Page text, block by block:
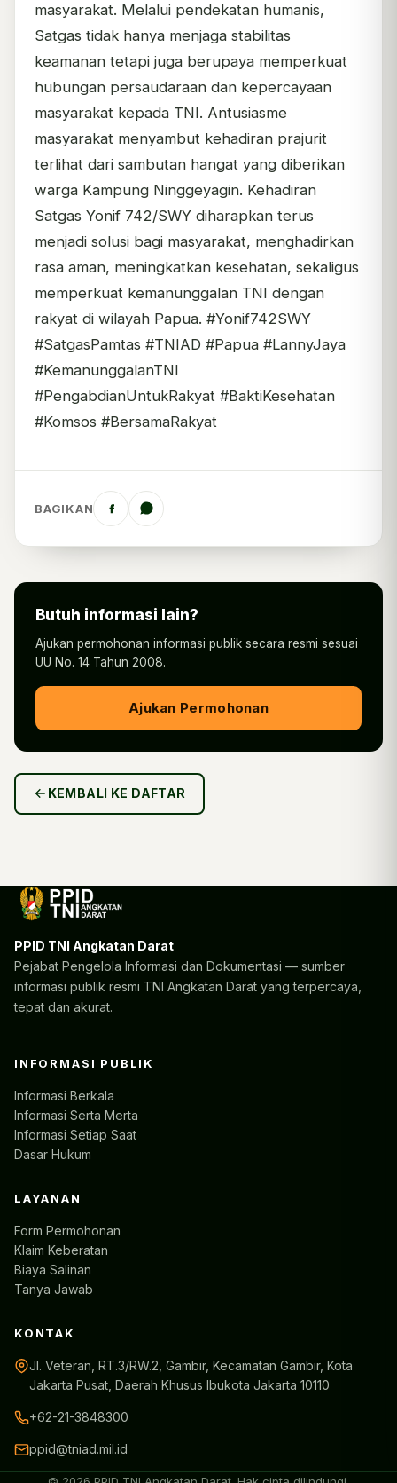
masyarakat. Melalui pendekatan humanis,
Satgas tidak hanya menjaga stabilitas
keamanan tetapi juga berupaya memperkuat
hubungan persaudaraan dan kepercayaan
masyarakat kepada TNI. Antusiasme
masyarakat menyambut kehadiran prajurit
terlihat dari sambutan hangat yang diberikan
warga Kampung Ninggeyagin. Kehadiran
Satgas Yonif 742/SWY diharapkan terus
menjadi solusi bagi masyarakat, menghadirkan
rasa aman, meningkatkan kesehatan, sekaligus
memperkuat kemanunggalan TNI dengan
rakyat di wilayah Papua. #Yonif742SWY
#SatgasPamtas #TNIAD #Papua #LannyJaya
#KemanunggalanTNI
#PengabdianUntukRakyat #BaktiKesehatan
#Komsos #BersamaRakyat
BAGIKAN
Butuh informasi lain?
Ajukan permohonan informasi publik secara resmi sesuai
UU No. 14 Tahun 2008.
Ajukan Permohonan
KEMBALI KE DAFTAR
PPID TNI Angkatan Darat
Pejabat Pengelola Informasi dan Dokumentasi — sumber
informasi publik resmi TNI Angkatan Darat yang terpercaya,
tepat dan akurat.
INFORMASI PUBLIK
Informasi Berkala
Informasi Serta Merta
Informasi Setiap Saat
Dasar Hukum
LAYANAN
Form Permohonan
Klaim Keberatan
Biaya Salinan
Tanya Jawab
KONTAK
Jl. Veteran, RT.3/RW.2, Gambir, Kecamatan Gambir, Kota
Jakarta Pusat, Daerah Khusus Ibukota Jakarta 10110
+62-21-3848300
ppid@tniad.mil.id